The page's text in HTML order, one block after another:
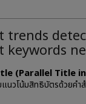
trends
keywords
(Parallel Title
แนวโน้มสิทธิบัตรด้วยค